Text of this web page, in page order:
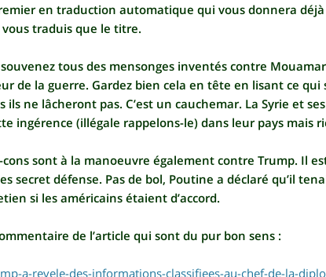
en traduction automatique qui vous donnera
traduis que le titre.
souvenez tous des mensonges inventés contre
de la guerre. Gardez bien cela en tête en lisant ce
ils ne lâcheront pas. C’est un cauchemar. La Syrie et
ingérence (illégale rappelons-le) dans leur pays mais
sont à la manoeuvre également contre Trump. Il
secret défense. Pas de bol, Poutine a déclaré qu’il
si les américains étaient d’accord.
de l’article qui sont du pur bon sens :
a-revele-des-informations-classifiees-au-chef-de-la-